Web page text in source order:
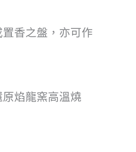
香之盤，亦可作
焰龍窯高溫燒